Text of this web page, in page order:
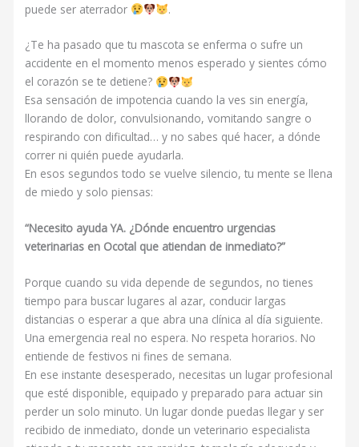
puede ser aterrador
.
¿Te ha pasado que tu mascota se enferma o sufre un
accidente en el momento menos esperado y sientes cómo
el corazón se te detiene?
Esa sensación de impotencia cuando la ves sin energía,
llorando de dolor, convulsionando, vomitando sangre o
respirando con dificultad… y no sabes qué hacer, a dónde
correr ni quién puede ayudarla.
En esos segundos todo se vuelve silencio, tu mente se llena
de miedo y solo piensas:
“Necesito ayuda YA. ¿Dónde encuentro urgencias
veterinarias en Ocotal que atiendan de inmediato?”
Porque cuando su vida depende de segundos, no tienes
tiempo para buscar lugares al azar, conducir largas
distancias o esperar a que abra una clínica al día siguiente.
Una emergencia real no espera. No respeta horarios. No
entiende de festivos ni fines de semana.
En ese instante desesperado, necesitas un lugar profesional
que esté disponible, equipado y preparado para actuar sin
perder un solo minuto. Un lugar donde puedas llegar y ser
recibido de inmediato, donde un veterinario especialista